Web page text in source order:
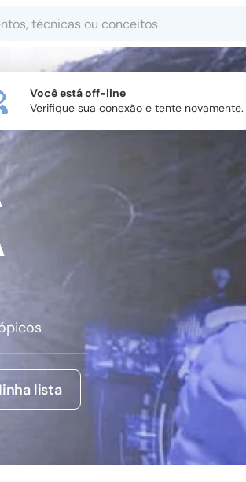
lista
Você está off-line
Verifique sua conexão e tente novamente.